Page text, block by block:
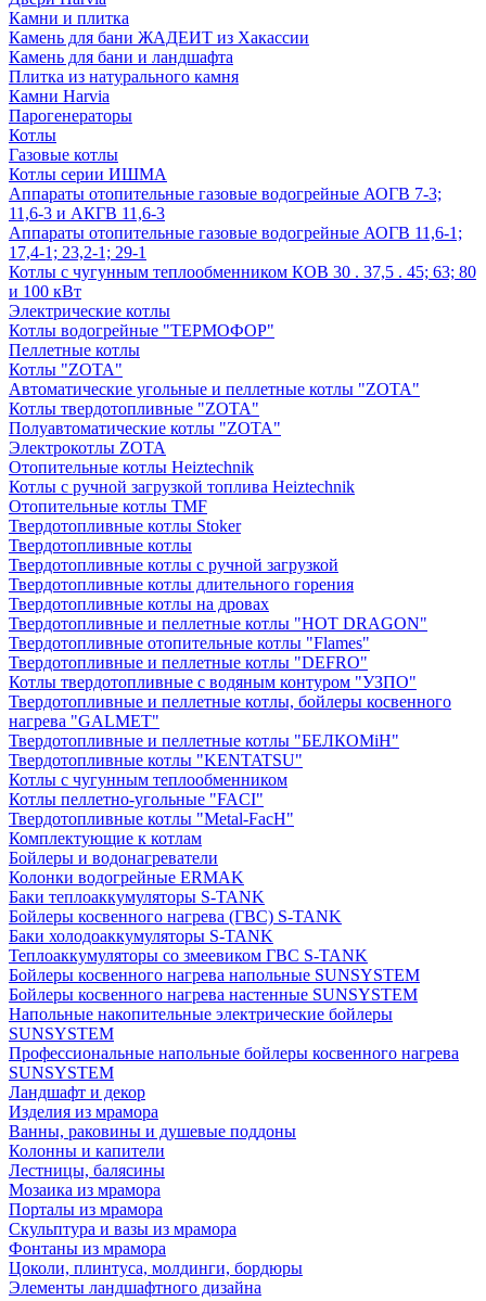
Камни и плитка
Камень для бани ЖАДЕИТ из Хакассии
Камень для бани и ландшафта
Плитка из натурального камня
Камни Harvia
Парогенераторы
Котлы
Газовые котлы
Котлы серии ИШМА
Аппараты отопительные газовые водогрейные АОГВ 7-3;
11,6-3 и АКГВ 11,6-3
Аппараты отопительные газовые водогрейные АОГВ 11,6-1;
17,4-1; 23,2-1; 29-1
Котлы с чугунным теплообменником КОВ 30 . 37,5 . 45; 63; 80
и 100 кВт
Электрические котлы
Котлы водогрейные "ТЕРМОФОР"
Пеллетные котлы
Котлы "ZOTA"
Автоматические угольные и пеллетные котлы "ZOTA"
Котлы твердотопливные "ZOTA"
Полуавтоматические котлы "ZOTA"
Электрокотлы ZOTA
Отопительные котлы Heiztechnik
Котлы с ручной загрузкой топлива Heiztechnik
Отопительные котлы TMF
Твердотопливные котлы Stoker
Твердотопливные котлы
Твердотопливные котлы с ручной загрузкой
Твердотопливные котлы длительного горения
Твердотопливные котлы на дровах
Твердотопливные и пеллетные котлы "HOT DRAGON"
Твердотопливные отопительные котлы "Flames"
Твердотопливные и пеллетные котлы "DEFRO"
Котлы твердотопливные с водяным контуром "УЗПО"
Твердотопливные и пеллетные котлы, бойлеры косвенного
нагрева "GALMET"
Твердотопливные и пеллетные котлы "БЕЛКОМiН"
Твердотопливные котлы "KENTATSU"
Котлы с чугунным теплообменником
Котлы пеллетно-угольные "FACI"
Твердотопливные котлы "Metal-FacH"
Комплектующие к котлам
Бойлеры и водонагреватели
Колонки водогрейные ERMAK
Баки теплоаккумуляторы S-TANK
Бойлеры косвенного нагрева (ГВС) S-TANK
Баки холодоаккумуляторы S-TANK
Теплоаккумуляторы со змеевиком ГВС S-TANK
Бойлеры косвенного нагрева напольные SUNSYSTEM
Бойлеры косвенного нагрева настенные SUNSYSTEM
Напольные накопительные электрические бойлеры
SUNSYSTEM
Профессиональные напольные бойлеры косвенного нагрева
SUNSYSTEM
Ландшафт и декор
Изделия из мрамора
Ванны, раковины и душевые поддоны
Колонны и капители
Лестницы, балясины
Мозаика из мрамора
Порталы из мрамора
Скульптура и вазы из мрамора
Фонтаны из мрамора
Цоколи, плинтуса, молдинги, бордюры
Элементы ландшафтного дизайна